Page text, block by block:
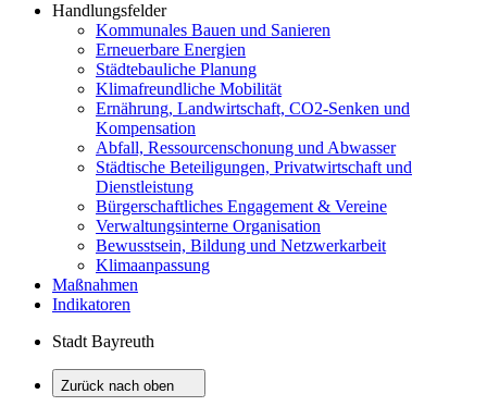
Handlungsfelder
Kommunales Bauen und Sanieren
Erneuerbare Energien
Städtebauliche Planung
Klimafreundliche Mobilität
Ernährung, Landwirtschaft, CO2-Senken und
Kompensation
Abfall, Ressourcenschonung und Abwasser
Städtische Beteiligungen, Privatwirtschaft und
Dienstleistung
Bürgerschaftliches Engagement & Vereine
Verwaltungsinterne Organisation
Bewusstsein, Bildung und Netzwerkarbeit
Klimaanpassung
Maßnahmen
Indikatoren
Stadt Bayreuth
Zurück nach oben